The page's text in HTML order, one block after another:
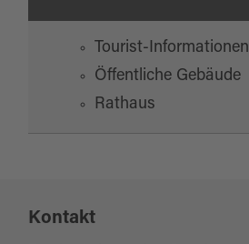
Tourist-Informationen
Öffentliche Gebäude
Rathaus
Kontakt